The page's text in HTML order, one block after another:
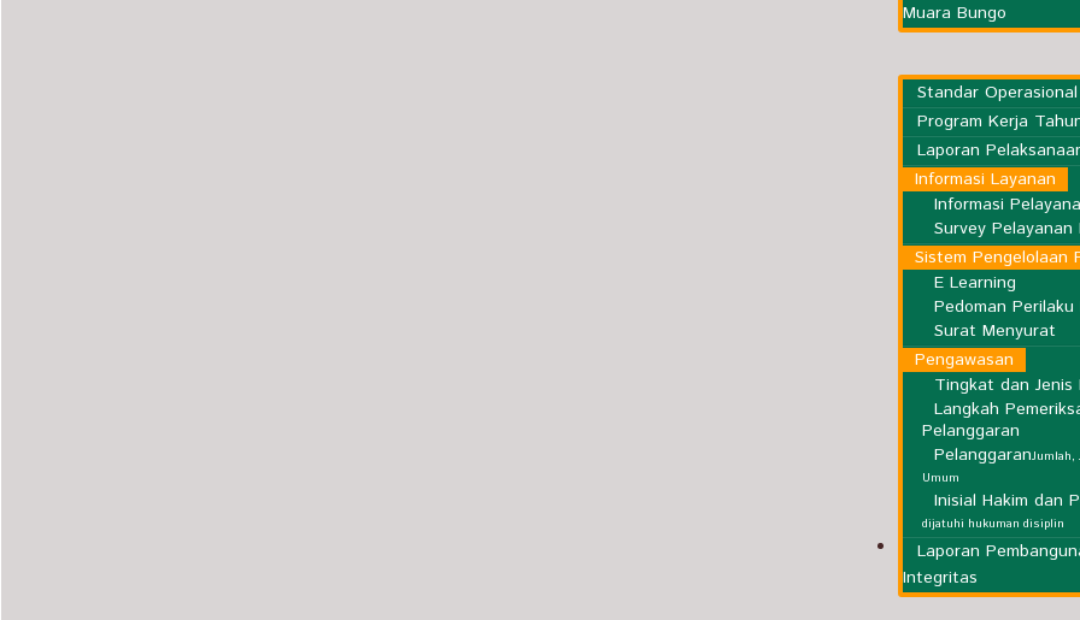
Muara Bungo
Standar
Program Kerja
Laporan
Informasi Layanan
Informasi
Survey Pelayanan
Sistem Pengelolaan
E Learning
Pedoman Perilaku
Surat Menyurat
Pengawasan
Tingkat dan Jenis
Langkah
Pelanggaran
PelanggaranJumlah,
Umum
Inisial Hakim dan
dijatuhi hukuman disiplin
Laporan
Integritas
Kepaniteraan